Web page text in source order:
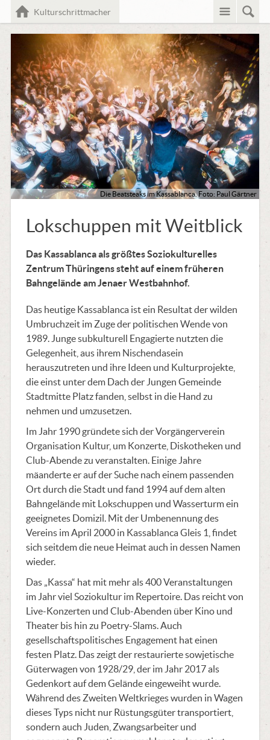
KulturschrittmacherHome Menü
Die Beatsteaks im Kassablanca. Foto: Paul Gärtner
Lokschuppen mit Weitblick
Das Kassablanca als größtes Soziokulturelles
Zentrum Thüringens steht auf einem früheren
Bahngelände am Jenaer Westbahnhof.
Das heutige Kassablanca ist ein Resultat der wilden
Umbruchzeit im Zuge der politischen Wende von
1989. Junge subkulturell Engagierte nutzten die
Gelegenheit, aus ihrem Nischendasein
herauszutreten und ihre Ideen und Kulturprojekte,
die einst unter dem Dach der Jungen Gemeinde
Stadtmitte Platz fanden, selbst in die Hand zu
nehmen und umzusetzen.
Im Jahr 1990 gründete sich der Vorgängerverein
Organisation Kultur, um Konzerte, Diskotheken und
Club-Abende zu veranstalten. Einige Jahre
mäanderte er auf der Suche nach einem passenden
Ort durch die Stadt und fand 1994 auf dem alten
Bahngelände mit Lokschuppen und Wasserturm ein
geeignetes Domizil. Mit der Umbenennung des
Vereins im April 2000 in Kassablanca Gleis 1, findet
sich seitdem die neue Heimat auch in dessen Namen
wieder.
Das „Kassa“ hat mit mehr als 400 Veranstaltungen
im Jahr viel Soziokultur im Repertoire. Das reicht von
Live-Konzerten und Club-Abenden über Kino und
Theater bis hin zu Poetry-Slams. Auch
gesellschaftspolitisches Engagement hat einen
festen Platz. Das zeigt der restaurierte sowjetische
Güterwagen von 1928/29, der im Jahr 2017 als
Gedenkort auf dem Gelände eingeweiht wurde.
Während des Zweiten Weltkrieges wurden in Wagen
dieses Typs nicht nur Rüstungsgüter transportiert,
sondern auch Juden, Zwangsarbeiter und